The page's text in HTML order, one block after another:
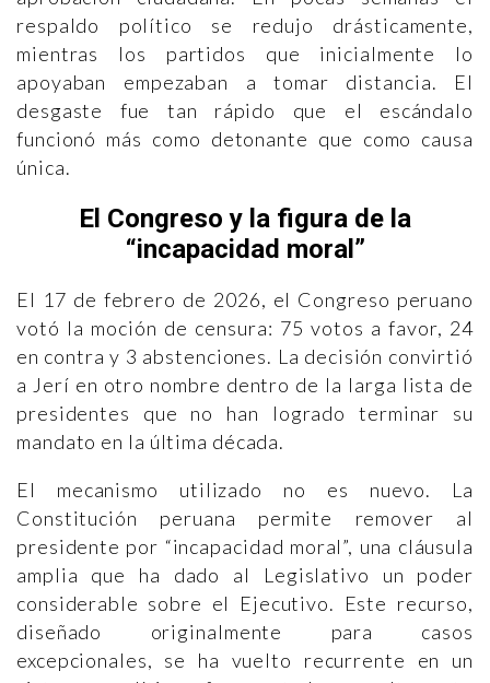
respaldo político se redujo drásticamente,
mientras los partidos que inicialmente lo
apoyaban empezaban a tomar distancia. El
desgaste fue tan rápido que el escándalo
funcionó más como detonante que como causa
única.
El Congreso y la figura de la
“incapacidad moral”
El 17 de febrero de 2026, el Congreso peruano
votó la moción de censura: 75 votos a favor, 24
en contra y 3 abstenciones. La decisión convirtió
a Jerí en otro nombre dentro de la larga lista de
presidentes que no han logrado terminar su
mandato en la última década.
El mecanismo utilizado no es nuevo. La
Constitución peruana permite remover al
presidente por “incapacidad moral”, una cláusula
amplia que ha dado al Legislativo un poder
considerable sobre el Ejecutivo. Este recurso,
diseñado originalmente para casos
excepcionales, se ha vuelto recurrente en un